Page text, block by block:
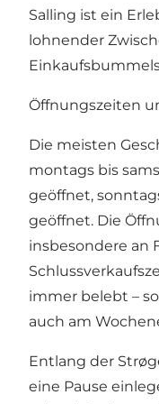
Salling ist ein
lohnender
Öffnungszeiten
Die meisten
montags bis
geöffnet,
geöffnet. Die
insbesondere an
immer belebt –
auch am
Entlang der
eine Pause